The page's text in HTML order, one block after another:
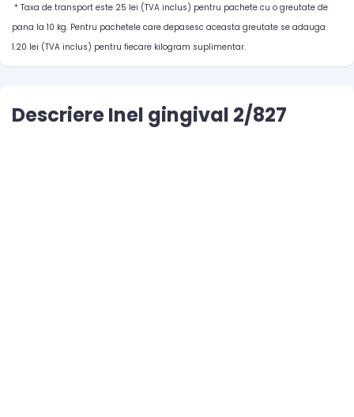
* Taxa de transport este 25 lei (TVA inclus) pentru pachete cu o greutate de
pana la 10 kg. Pentru pachetele care depasesc aceasta greutate se adauga
1.20 lei (TVA inclus) pentru fiecare kilogram suplimentar.
Descriere Inel gingival 2/827